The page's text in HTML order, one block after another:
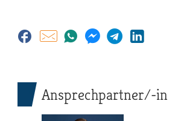
Ansprechpartner/-in